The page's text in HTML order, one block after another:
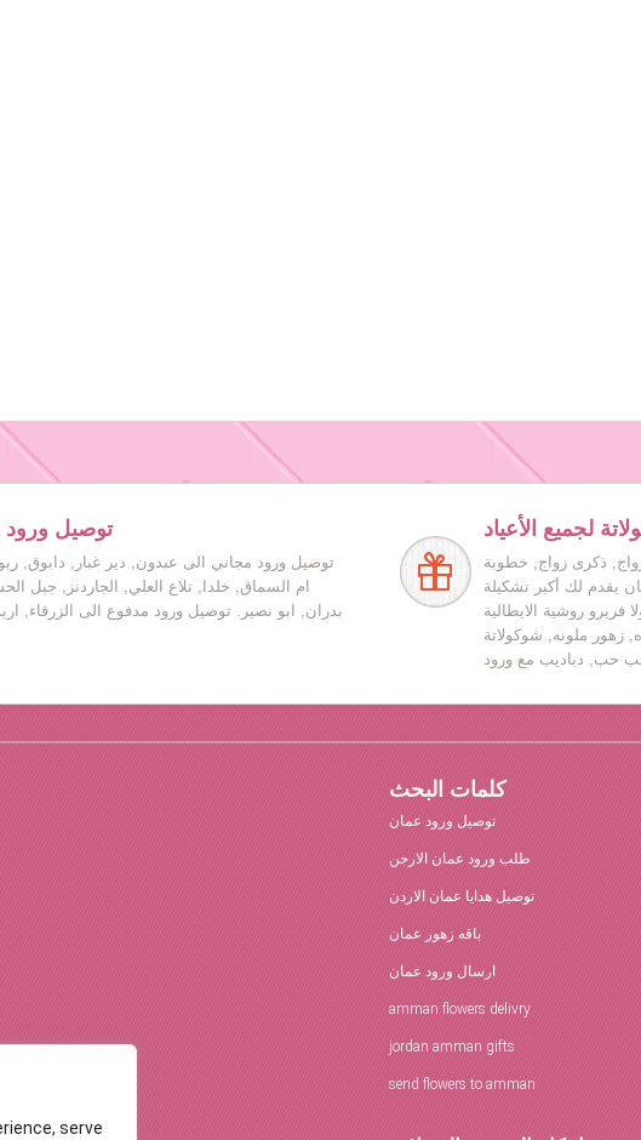
serve
توصيل ورود
توصيل ورود مجاني الى عبدون, دير غبار, دابوق,
ام السماق, خلدا, تلاع العلي, الجاردنز, جبل
بدران, ابو نصير. توصيل ورود مدفوع الى الزرقاء,
لجميع الأعياد
ذكرى زواج, خطوبة
يقدم لك أكبر تشكيلة
فريرو روشية الايطالية
زهور ملونه, شوكولاتة
كلمات البحث
توصيل ورود عمان
طلب ورود عمان الارجن
توصيل هدايا عمان الاردن
باقه زهور عمان
ارسال ورود عمان
amman flowers delivry
jordan amman gifts
send flowers to amman